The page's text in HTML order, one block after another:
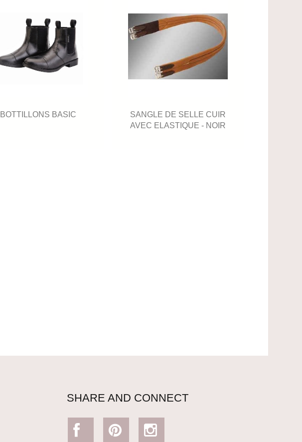
BOTTILLONS BASIC
SANGLE DE SELLE CUIR
AVEC ELASTIQUE - NOIR
SHARE AND CONNECT